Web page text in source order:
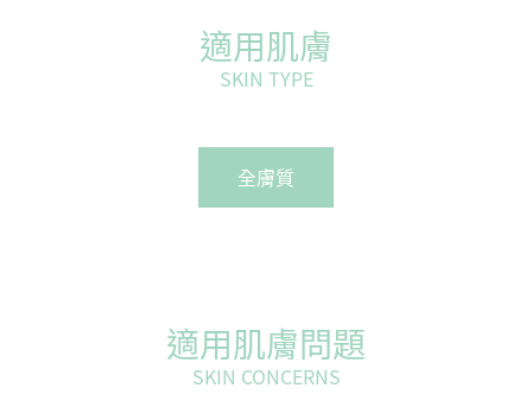
適用肌膚
SKIN TYPE
全膚質
適用肌膚問題
SKIN CONCERNS